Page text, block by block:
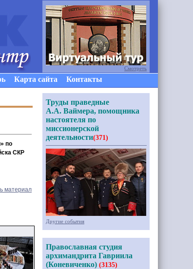
Карта сайта Контакты
по
СКР
материал
Смотреть
Труды праведные
А.А. Ваймера, помощника
настоятеля по
миссионерской
деятельности(371)
Другие события
Православная студия
архимандрита Гавриила
(Коневиченко) (3135)